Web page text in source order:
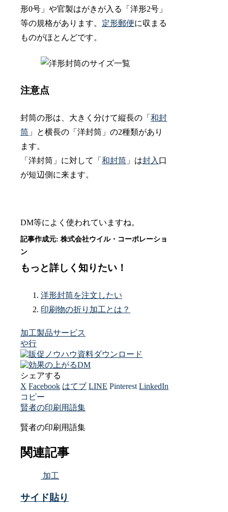
形0号」や官製はがきが入る「洋形2号」
等の規格があります。 定形郵便に収まる
ものがほとんどです。
注意点
封筒の形は、大きく分けて縦長の「和封
筒 」と横長の「洋封筒」の2種類があり
ます。
「洋封筒」に対して「和封筒 」は封入 口
が短辺側に来ます。
DM等によく使われていますね。
もっと詳しく知りたい！
洋形封筒を注文したい
印刷物の折り加工とは？
加工製品サービス
や行
シェアする
X Facebook はてブ LINE Pinterest LinkedIn
コピー
賢者の印刷用語集
賢者の印刷用語集
関連記事
加工
サイド貼り